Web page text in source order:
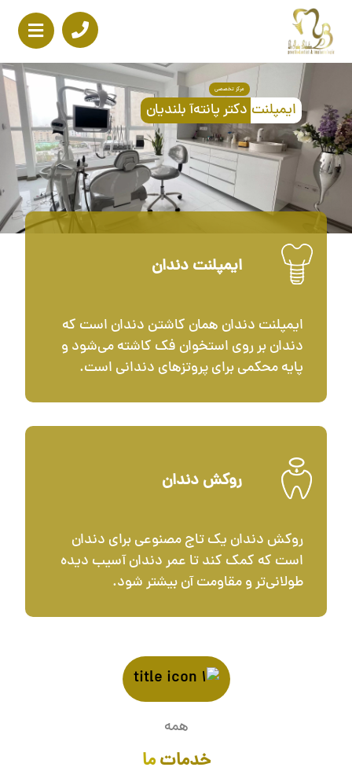
ایمپلنت
مرکز تخصصی
دکتر پانته‌آ بلندیان
ایمپلنت دندان
ایمپلنت دندان همان کاشتن دندان است که
دندان بر روی استخوان فک کاشته می‌شود و
پایه محکمی برای پروتزهای دندانی است.
روکش دندان
روکش دندان یک تاج مصنوعی برای دندان
است که کمک کند تا عمر دندان آسیب دیده
طولانی‌تر و مقاومت آن بیشتر شود.
همه
خدماتما